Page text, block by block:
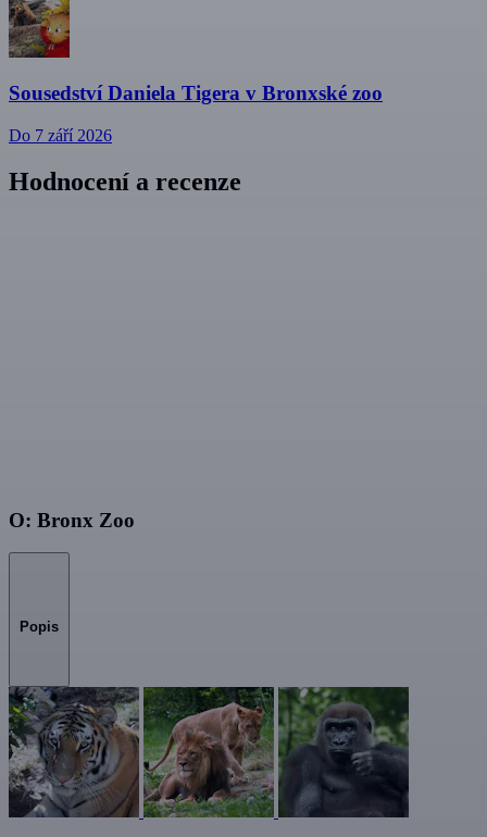
Sousedství Daniela Tigera v Bronxské zoo
Do 7 září 2026
Hodnocení a recenze
O: Bronx Zoo
Popis